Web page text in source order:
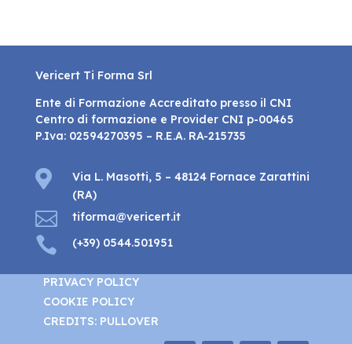
Vericert Ti Forma Srl
Ente di Formazione Accreditato presso il CNI
Centro di formazione e Provider CNI p-00465
P.Iva: 02594270395 – R.E.A. RA-215735

Via L. Masotti, 5 – 48124 Fornace Zarattini
(RA)
 tiforma@vericert.it
 (+39) 0544.501951
PRIVACY POLICY
COOKIE POLICY
CREDITS: PULLOVER